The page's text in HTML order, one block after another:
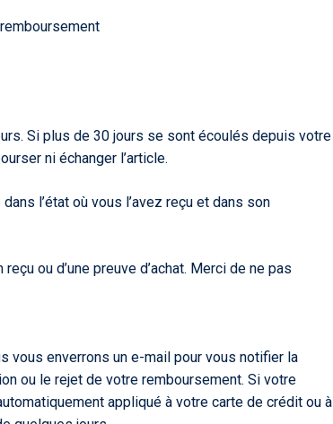
Si plus de 30 jours se sont écoulés depuis votre
ni échanger l’article.
l’état où vous l’avez reçu et dans son
ou d’une preuve d’achat. Merci de ne pas
vous enverrons un e-mail pour vous notifier la
ou le rejet de votre remboursement. Si votre
appliqué à votre carte de crédit ou à